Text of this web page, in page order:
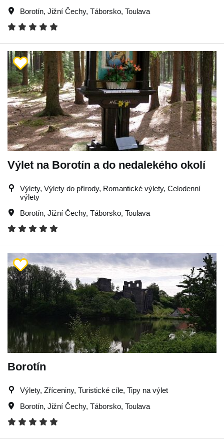
Borotín, Jižní Čechy, Táborsko, Toulava
Výlet na Borotín a do nedalekého okolí
Výlety, Výlety do přírody, Romantické výlety, Celodenní
výlety
Borotín, Jižní Čechy, Táborsko, Toulava
Borotín
Výlety, Zříceniny, Turistické cíle, Tipy na výlet
Borotín, Jižní Čechy, Táborsko, Toulava